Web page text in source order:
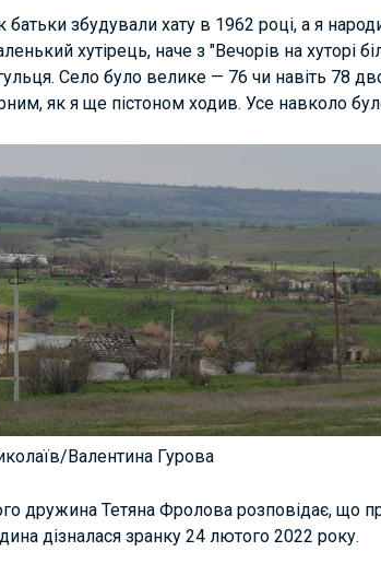
батьки збудували хату в 1962 році, а я
хутірець, наче з "Вечорів на хуторі
Село було велике — 76 чи навіть 78
як я ще пістоном ходив. Усе навколо
Валентина Гурова
дружина Тетяна Фролова розповідає, що
дізналася зранку 24 лютого 2022 року.